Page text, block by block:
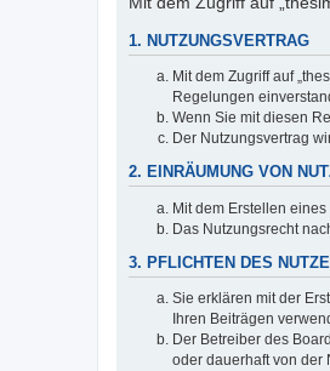
1. NUTZUNGSVERTRAG
Mit dem Zugriff auf
Regelungen
Wenn Sie mit diesen
Der Nutzungsvertrag
2. EINRÄUMUNG VON
Mit dem Erstellen
Das Nutzungsrecht
3. PFLICHTEN DES
Sie erklären mit der
Ihren Beiträgen
Der Betreiber des
oder dauerhaft von der